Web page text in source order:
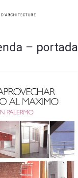
– portada